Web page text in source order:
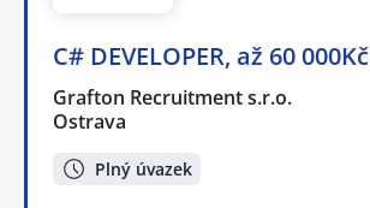
C# DEVELOPER, až 60 000Kč
Grafton Recruitment s.r.o.
Ostrava
Plný úvazek